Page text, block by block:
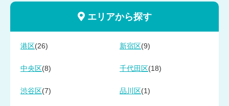
エリアから探す
港区 (26) 新宿区 (9)
中央区 (8) 千代田区 (18)
渋谷区 (7) 品川区 (1)